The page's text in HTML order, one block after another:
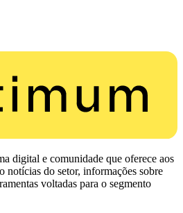
digital e comunidade que oferece aos
notícias do setor, informações sobre
voltadas para o segmento